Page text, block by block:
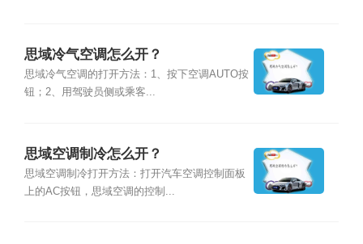
思域冷气空调怎么开？
思域冷气空调的打开方法：1、按下空调AUTO按
钮；2、用驾驶员侧或乘客...
思域空调制冷怎么开？
思域空调制冷打开方法：打开汽车空调控制面板
上的AC按钮，思域空调的控制...